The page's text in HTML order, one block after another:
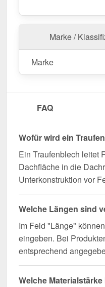
Jetzt Traufenblech | 8
Passgenau für Ihr
Langlebig, wetterfest,
Sie jetzt und
Marke /
Marke
FAQ
Wofür wird ein
Ein Traufenblech leitet
Dachfläche in die
Unterkonstruktion vor
Welche Längen sind
Im Feld "Länge"
eingeben. Bei
entsprechend
Welche